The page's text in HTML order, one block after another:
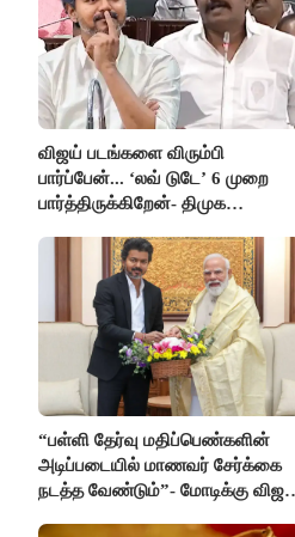
விஜய் படங்களை விரும்பி
பார்ப்பேன்... ‘லவ் டுடே’ 6 முறை
பார்த்திருக்கிறேன்- திமுக
“பள்ளி தேர்வு மதிப்பெண்களின்
அடிப்படையில் மாணவர் சேர்க்கை
நடத்த வேண்டும்”- மோடிக்கு விஜய்